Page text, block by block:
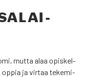
mut­ta alaa opis­kel­
oppia ja vir­taa teke­mi­